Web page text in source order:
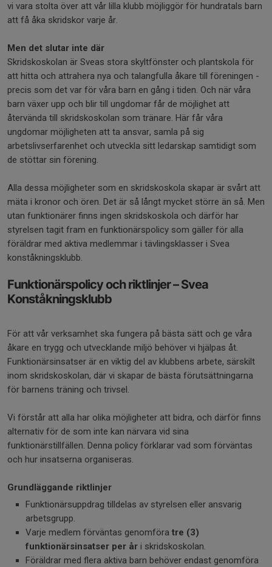
vi vara stolta över att vår lilla klubb möjliggör för hundratals barn
att få åka skridskor varje år.
Men det slutar inte där
Skridskoskolan är Sveas stora skyltfönster och plantskola för
att hitta och attrahera nya och talangfulla åkare till föreningen -
precis som det var för våra barn en gång i tiden. Och när våra
barn växer upp och blir till ungdomar får de möjlighet att
återvända till skridskoskolan som tränare. Här får våra
ungdomar möjligheten att ta ansvar, samla på sig
arbetslivserfarenhet och utveckla sitt ledarskap samtidigt som
de stöttar sin förening.
Alla dessa möjligheter som en skridskoskola skapar är svårt att
mäta i kronor och ören. Det är så långt mycket större än så. Men
utan funktionärer finns ingen skridskoskola och därför har
styrelsen tagit fram en funktionärspolicy som gäller för alla
föräldrar med aktiva medlemmar i tävlingsklasser i Svea
konståkningsklubb.
Funktionärspolicy och riktlinjer – Svea
Konståkningsklubb
För att vår verksamhet ska fungera på bästa sätt och ge våra
åkare en trygg och utvecklande miljö behöver vi hjälpas åt.
Funktionärsinsatser är en viktig del av klubbens arbete, särskilt
inom skridskoskolan, där vi skapar de bästa förutsättningarna
för barnens träning och trivsel.
Vi förstår att alla har olika möjligheter att bidra, och därför finns
alternativ för de som inte kan närvara vid sina
funktionärstillfällen. Denna policy förklarar vad som förväntas
och hur insatserna organiseras.
Grundläggande riktlinjer
Funktionärsuppdrag tilldelas av styrelsen eller ansvarig
arbetsgrupp.
Varje medlem förväntas genomföra tre (3)
funktionärsinsatser per år i skridskoskolan.
Föräldrar med flera aktiva barn behöver endast genomföra